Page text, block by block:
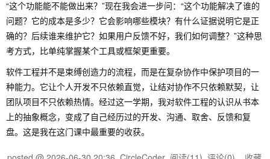
“这个功能能不能做出来？”现在我会进一步问：“这个功能解决了谁的
问题？它的成本是多少？它会影响哪些模块？有什么证据说明它是正
确的？后续谁来维护它？如果用户反馈不好，我们如何调整？”这种思
考方式，比单纯掌握某个工具或框架更重要。
软件工程并不是束缚创造力的流程，而是在复杂协作中保护项目的一
种能力。它让个人开发不只依赖直觉，让结对协作不只依赖默契，让
团队项目不只依赖热情。经过这一学期，我对软件工程的认识从书本
上的抽象概念，变成了自己经历过的开发、沟通、取舍、反馈和复
盘。这是我在这门课中最重要的收获。